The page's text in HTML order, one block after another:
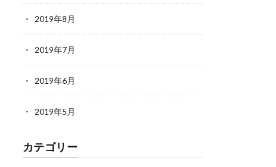
2019年8月
2019年7月
2019年6月
2019年5月
カテゴリー